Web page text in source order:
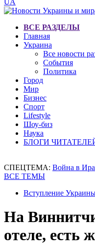
UA
ВСЕ РАЗДЕЛЫ
Главная
Украина
Все новости
События
Политика
Город
Мир
Бизнес
Спорт
Lifestyle
Шоу-биз
Наука
БЛОГИ
СПЕЦТЕМА: Война в
ВСЕ ТЕМЫ
Вступление
На
отеле, есть